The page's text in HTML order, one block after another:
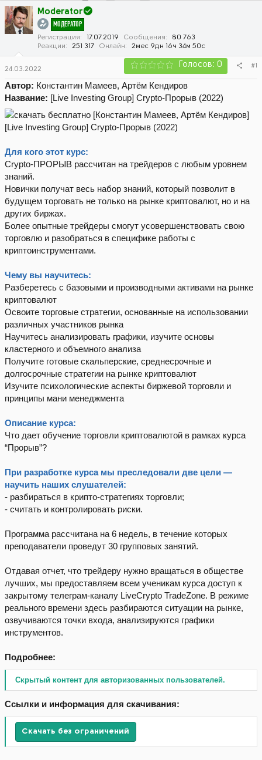
р
т
е
а
ч
а
л
а
Moderator
МОДЕРАТОР
Регистрация 17.07.2019 Сообщения
80 763
Реакции
251 317 Онлайн 2мес 9дн 16ч 34м 50с
24.03.2022 Голосов: 0 #1
Автор: Константин Мамеев, Артём Кендиров
Название: [Live Investing Group] Crypto-Прорыв (2022)
Для кого этот курс:
Crypto-ПРОРЫВ рассчитан на трейдеров с любым уровнем
знаний.
Новички получат весь набор знаний, который позволит в
будущем торговать не только на рынке криптовалют, но и на
других биржах.
Более опытные трейдеры смогут усовершенствовать свою
торговлю и разобраться в специфике работы с
криптоинструментами.
Чему вы научитесь:
Разберетесь с базовыми и производными активами на рынке
криптовалют
Освоите торговые стратегии, основанные на использовании
различных участников рынка
Научитесь анализировать графики, изучите основы
кластерного и объемного анализа
Получите готовые скальперские, среднесрочные и
долгосрочные стратегии на рынке криптовалют
Изучите психологические аспекты биржевой торговли и
принципы мани менеджмента
Описание курса:
Что дает обучение торговли криптовалютой в рамках курса
“Прорыв”?
При разработке курса мы преследовали две цели —
научить наших слушателей:
- разбираться в крипто-стратегиях торговли;
- считать и контролировать риски.
Программа рассчитана на 6 недель, в течение которых
преподаватели проведут 30 групповых занятий.
Отдавая отчет, что трейдеру нужно вращаться в обществе
лучших, мы предоставляем всем ученикам курса доступ к
закрытому телеграм-каналу LiveCrypto TradeZone. В режиме
реального времени здесь разбираются ситуации на рынке,
озвучиваются точки входа, анализируются графики
инструментов.
Подробнее:
Скрытый контент для авторизованных пользователей.
Ссылки и информация для скачивания:
Скачать без ограничений